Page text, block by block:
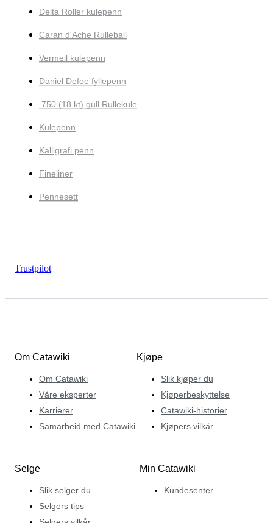
Delta Roller kulepenn
Caran d'Ache Rulleball
Vermeil kulepenn
Daniel Defoe fyllepenn
.750 (18 kt) gull Rullekule
Kulepenn
Kalligrafi penn
Fineliner
Pennesett
Trustpilot
Om Catawiki
Om Catawiki
Våre eksperter
Karrierer
Samarbeid med Catawiki
Kjøpe
Slik kjøper du
Kjøperbeskyttelse
Catawiki-historier
Kjøpers vilkår
Selge
Slik selger du
Selgers tips
Min Catawiki
Kundesenter